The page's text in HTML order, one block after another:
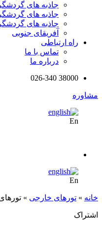
جاذبه های
جاذبه های
جاذبه های
آفریقای جنوبی
راه ارتباطی
تماس با ما
درباره ما
38000 026-340
مشاوره
En
En
خانه » تورهای خارجی »
اشتراک